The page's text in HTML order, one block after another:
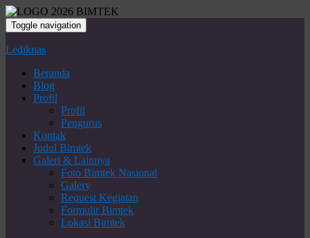
Toggle navigation
Lediknas
Beranda
Blog
Profil
Profil
Pengurus
Kontak
Judul Bimtek
Galeri & Lainnya
Foto Bimtek Nasional
Galery
Request Kegiatan
Formulir Bimtek
Lokasi Bimtek